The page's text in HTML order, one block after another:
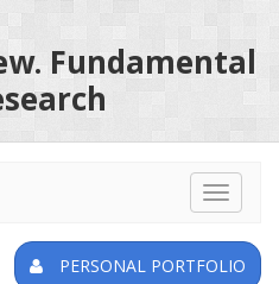
Fundamental
Toggle
PERSONAL PORTFOLIO